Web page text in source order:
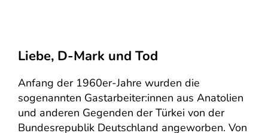
Liebe, D-Mark und Tod
Anfang der 1960er-Jahre wurden die
sogenannten Gastarbeiter:innen aus Anatolien
und anderen Gegenden der Türkei von der
Bundesrepublik Deutschland angeworben. Von